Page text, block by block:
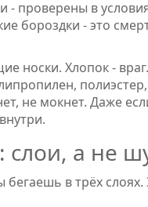
- проверены в
бороздки - это
носки. Хлопок -
не мокнет. Даже
слои, а не
бегаешь в трёх